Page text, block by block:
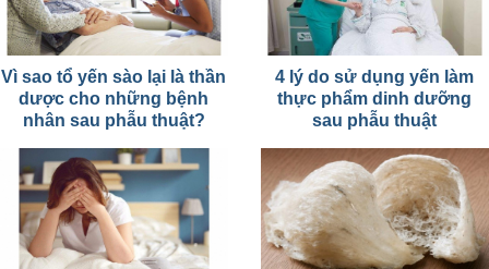
Vì sao tổ yến sào lại là thần
dược cho những bệnh
nhân sau phẫu thuật?
4 lý do sử dụng yến làm
thực phẩm dinh dưỡng
sau phẫu thuật